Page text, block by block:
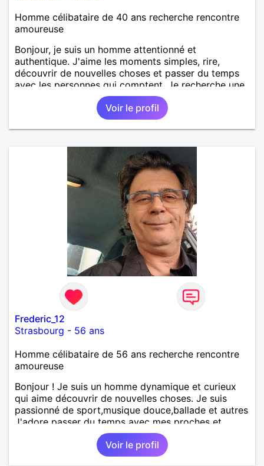
Homme célibataire de 40 ans recherche rencontre
amoureuse
Bonjour, je suis un homme attentionné et
authentique. J'aime les moments simples, rire,
découvrir de nouvelles choses et passer du temps
avec les personnes qui comptent. Je recherche une
relation sérieuse, basée sur le respect, la confiance
et la complicité. Au plaisir de faire connaissance.
Voir le profil
Frederic_12
Strasbourg - 56 ans
Homme célibataire de 56 ans recherche rencontre
amoureuse
Bonjour ! Je suis un homme dynamique et curieux
qui aime découvrir de nouvelles choses. Je suis
passionné de sport,musique douce,ballade et autres
J'adore passer du temps avec mes proches et
partager des moments inoubliables.
Voir le profil